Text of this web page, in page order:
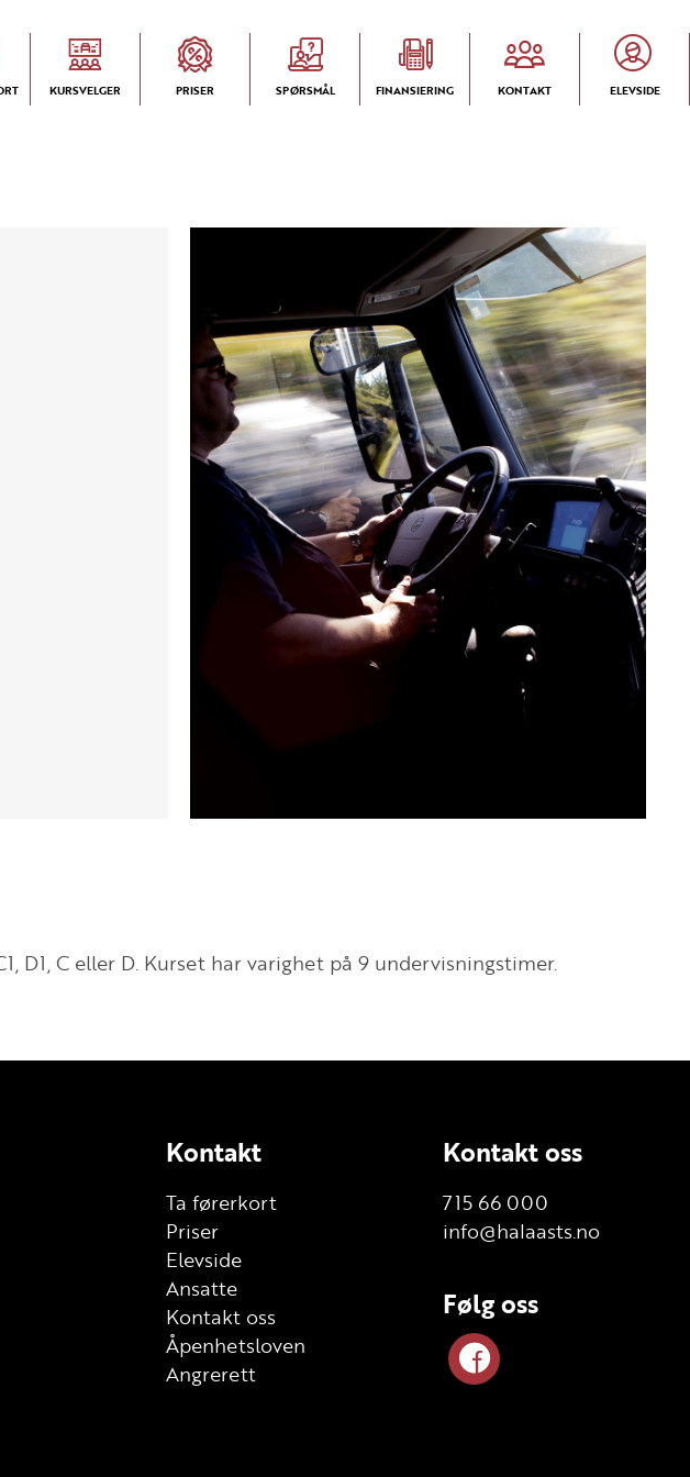
KURSVELGER PRISER SPØRSMÅL FINANSIERING KONTAKT ELEVSIDE
D1, C eller D. Kurset har varighet på 9 undervisningstimer.
Kontakt
Ta førerkort
Priser
Elevside
Ansatte
Kontakt oss
Åpenhetsloven
Angrerett
Kontakt oss
715 66 000
info@halaasts.no
Følg oss